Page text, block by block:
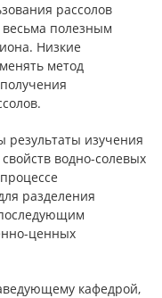
рассолов
полезным
Низкие
метод
результаты изучения
водно-солевых
разделения
ценных
кафедрой,